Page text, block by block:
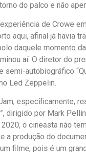
do palco e não
de Crowe
aqui, afinal já havia
daquele momento
aí. O diretor do
semi-autobiográfico
Led Zeppelin.
especificamente,
dirigido por Mark
2020, o cineasta não
e a produção do
filme, pois é um